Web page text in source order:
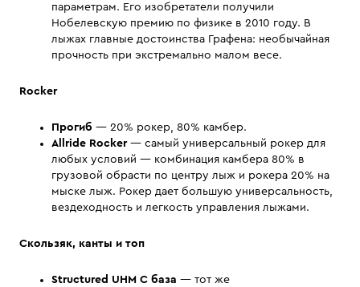
параметрам. Его изобретатели получили
Нобелевскую премию по физике в 2010 году. В
лыжах главные достоинства Графена: необычайная
прочность при экстремально малом весе.
Rocker
Прогиб — 20% рокер, 80% камбер.
Allride Rocker— самый универсальный рокер для
любых условий — комбинация камбера 80% в
грузовой обрасти по центру лыж и рокера 20% на
мыске лыж. Рокер дает большую универсальность,
вездеходность и легкость управления лыжами.
Скользяк, канты и топ
Structured UHM C база — тот же